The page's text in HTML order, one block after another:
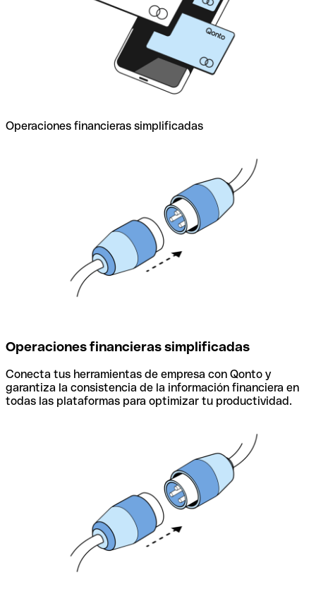
Operaciones financieras simplificadas
Operaciones financieras simplificadas
Conecta tus herramientas de empresa con Qonto y
garantiza la consistencia de la información financiera en
todas las plataformas para optimizar tu productividad.